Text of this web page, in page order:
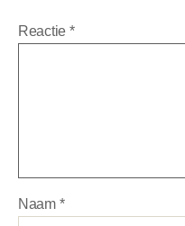
Reactie *
Naam *